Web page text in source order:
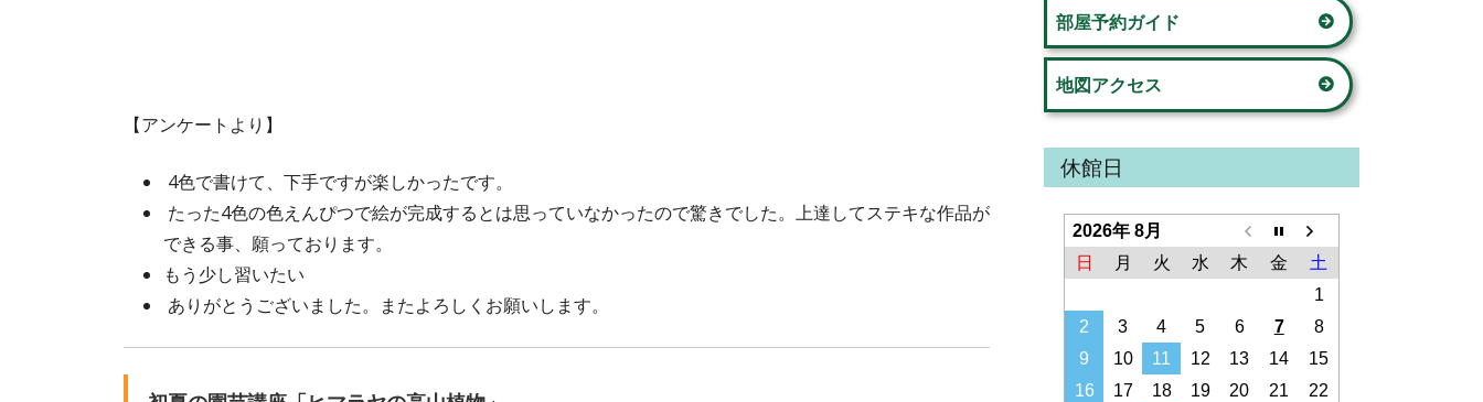
美しが丘公園こどもログハウス
新石川スポーツ会館
さつきが丘コミュニティハウス
山内コミュニティハウス
すすき野コミュニティハウス
【アンケートより】
4色で書けて、下手ですが楽しかったです。
たった4色の色えんぴつで絵が完成するとは思っていなかったので驚きでした。上達してステキな作品が
できる事、願っております。
もう少し習いたい
ありがとうございました。またよろしくお願いします。
部屋予約ガイド
地図アクセス
休館日
2026年 8月
日
月 火 水 木 金
土
1
2
3 4 5 6 7
8
9
10 11 12 13 14
15
16
17 18 19 20 21
22